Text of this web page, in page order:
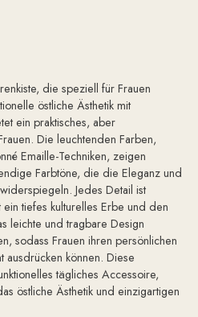
die speziell für Frauen
östliche Ästhetik mit
ein praktisches, aber
Die leuchtenden Farben,
Emaille-Techniken, zeigen
Farbtöne, die die Eleganz und
Jedes Detail ist
tiefes kulturelles Erbe und den
leichte und tragbare Design
sodass Frauen ihren persönlichen
ausdrücken können. Diese
tägliches Accessoire,
östliche Ästhetik und einzigartigen